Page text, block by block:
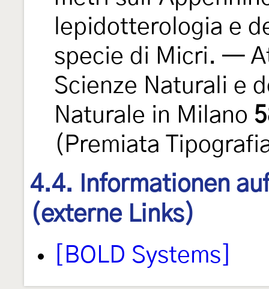
lepidotterologia e
specie di Micri. —
Scienze Naturali e
Naturale in Milano
(Premiata
4.4. Informationen
(externe Links)
[BOLD Systems]